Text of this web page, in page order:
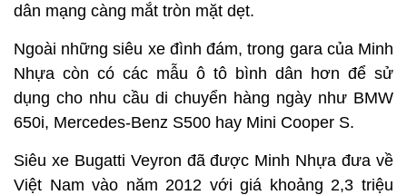
dân mạng càng mắt tròn mặt dẹt.
Ngoài những siêu xe đình đám, trong gara của Minh
Nhựa còn có các mẫu ô tô bình dân hơn để sử
dụng cho nhu cầu di chuyển hàng ngày như BMW
650i, Mercedes-Benz S500 hay Mini Cooper S.
Siêu xe Bugatti Veyron đã được Minh Nhựa đưa về
Việt Nam vào năm 2012 với giá khoảng 2,3 triệu